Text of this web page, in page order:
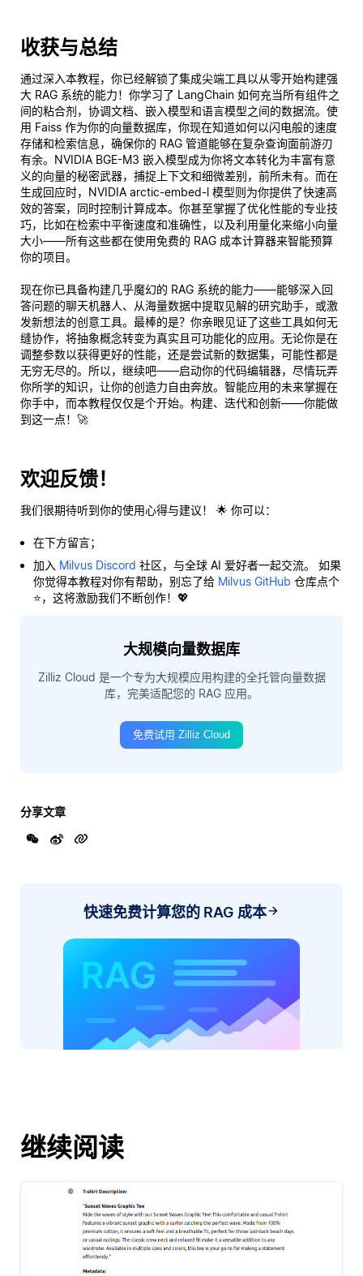
收获与总结
通过深入本教程，你已经解锁了集成尖端工具以从零开始构建强
大 RAG 系统的能力！你学习了 LangChain 如何充当所有组件之
间的粘合剂，协调文档、嵌入模型和语言模型之间的数据流。使
用 Faiss 作为你的向量数据库，你现在知道如何以闪电般的速度
存储和检索信息，确保你的 RAG 管道能够在复杂查询面前游刃
有余。NVIDIA BGE-M3 嵌入模型成为你将文本转化为丰富有意
义的向量的秘密武器，捕捉上下文和细微差别，前所未有。而在
生成回应时，NVIDIA arctic-embed-l 模型则为你提供了快速高
效的答案，同时控制计算成本。你甚至掌握了优化性能的专业技
巧，比如在检索中平衡速度和准确性，以及利用量化来缩小向量
大小——所有这些都在使用免费的 RAG 成本计算器来智能预算
你的项目。
现在你已具备构建几乎魔幻的 RAG 系统的能力——能够深入回
答问题的聊天机器人、从海量数据中提取见解的研究助手，或激
发新想法的创意工具。最棒的是？你亲眼见证了这些工具如何无
缝协作，将抽象概念转变为真实且可功能化的应用。无论你是在
调整参数以获得更好的性能，还是尝试新的数据集，可能性都是
无穷无尽的。所以，继续吧——启动你的代码编辑器，尽情玩弄
你所学的知识，让你的创造力自由奔放。智能应用的未来掌握在
你手中，而本教程仅仅是个开始。构建、迭代和创新——你能做
到这一点！🚀
欢迎反馈！
我们很期待听到你的使用心得与建议！ 🌟 你可以：
在下方留言；
加入 Milvus Discord 社区，与全球 AI 爱好者一起交流。 如果
你觉得本教程对你有帮助，别忘了给 Milvus GitHub 仓库点个
⭐，这将激励我们不断创作！💖
大规模向量数据库
Zilliz Cloud 是一个专为大规模应用构建的全托管向量数据
库，完美适配您的 RAG 应用。
免费试用 Zilliz Cloud
分享文章
快速免费计算您的 RAG 成本
继续阅读